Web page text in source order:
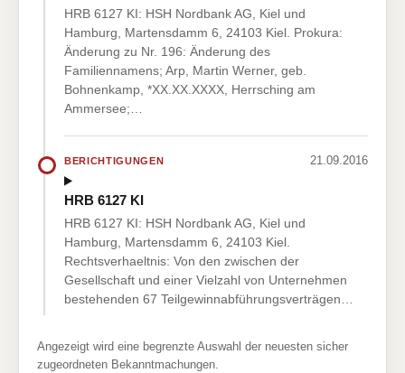
HRB 6127 KI: HSH Nordbank AG, Kiel und
Hamburg, Martensdamm 6, 24103 Kiel. Prokura:
Änderung zu Nr. 196: Änderung des
Familiennamens; Arp, Martin Werner, geb.
Bohnenkamp, *XX.XX.XXXX, Herrsching am
Ammersee;…
BERICHTIGUNGEN 21.09.2016
HRB 6127 KI
HRB 6127 KI: HSH Nordbank AG, Kiel und
Hamburg, Martensdamm 6, 24103 Kiel.
Rechtsverhaeltnis: Von den zwischen der
Gesellschaft und einer Vielzahl von Unternehmen
bestehenden 67 Teilgewinnabführungsverträgen…
Angezeigt wird eine begrenzte Auswahl der neuesten sicher
zugeordneten Bekanntmachungen.